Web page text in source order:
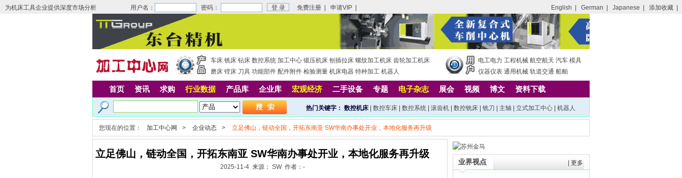
为机床工具企业提供深度市场分析 用户名： 密码： 免费注册 申请VIP English German Japanese 添加收藏
车床 铣床 钻床 数控系统 加工中心 锻压机床 刨插拉床 螺纹加工机床 齿轮加工机床
磨床 镗床 刀具 功能部件 配件附件 检验测量 机床电器 特种加工 机器人
电工电力 工程机械 航空航天 汽车 模具
仪器仪表 通用机械 轨道交通 船舶
首页 资讯 求购 行业数据 产品库 企业库 宏观经济 二手设备 专题 电子杂志 展会 视频 博文 资料下载
热门关键字： 数控机床| 数控车床| 数控系统| 滚齿机| 数控铣床| 铣刀 主轴 立式加工中心| 机器人
您现在的位置： 加工中心网 > 企业动态 > 立足佛山，链动全国，开拓东南亚 SW华南办事处开业，本地化服务再升级
立足佛山，链动全国，开拓东南亚 SW华南办事处开业，本地化服务再升级
2025-11-4 来源： SW 作者：-
业界视点 更多